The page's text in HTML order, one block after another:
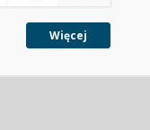
Więcej